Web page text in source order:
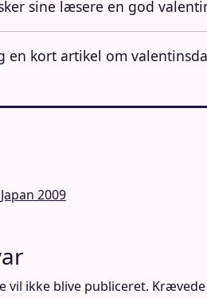
sine læsere en god
en kort artikel om
2009
vil ikke blive publiceret.